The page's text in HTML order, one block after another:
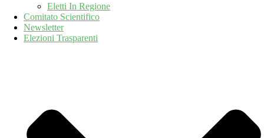
Eletti In Regione
Comitato Scientifico
Newsletter
Elezioni Trasparenti